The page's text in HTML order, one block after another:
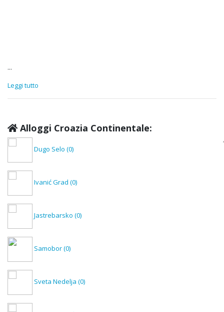
...
Leggi tutto
Alloggi Croazia Continentale:
Dugo Selo (0)
Ivanić Grad (0)
Jastrebarsko (0)
Samobor(0)
Sveta Nedelja (0)